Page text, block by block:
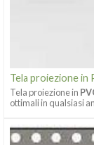
Tela proiezione
Tela proiezione in
ottimali in qualsiasi